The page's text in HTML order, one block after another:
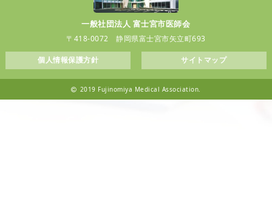
一般社団法人 富士宮市医師会
〒418-0072 静岡県富士宮市矢立町693
個人情報保護方針 サイトマップ
2019 Fujinomiya Medical Association.